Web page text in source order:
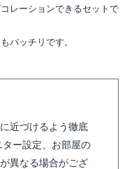
レーションできるセットで
バッチリです。
近づけるよう徹底
ー設定、お部屋の
異なる場合がござ